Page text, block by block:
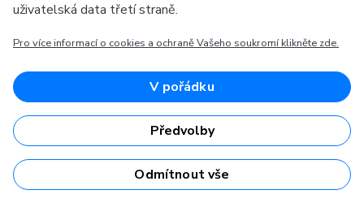
Evropská unie
Evropský fond pro regionální rozvoj
OP Podnikání a inovace pro konkurenceschopnost
uživatelská data třetí straně.
Pro více informací o cookies a ochraně Vašeho soukromí klikněte zde.
V pořádku
Předvolby
Odmítnout vše